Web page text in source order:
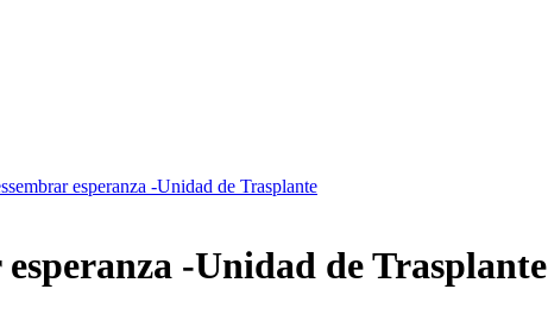
esperanza -Unidad de Trasplante
-Unidad de Trasplante